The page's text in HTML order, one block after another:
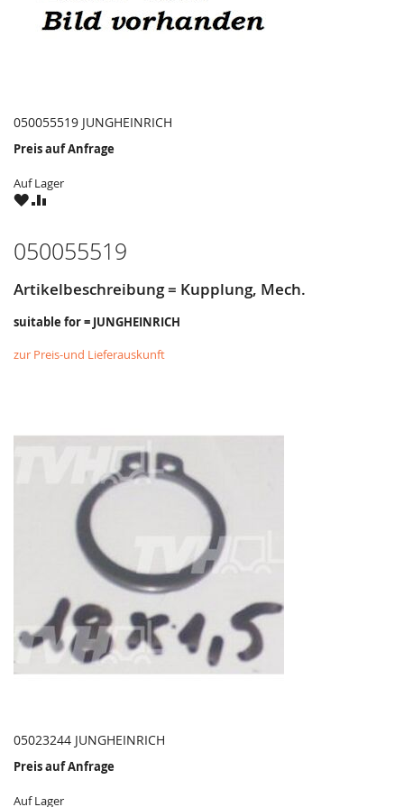
050055519 JUNGHEINRICH
Preis auf Anfrage
Auf Lager
ZUZU
050055519
Artikelbeschreibung = Kupplung, Mech.
suitable for = JUNGHEINRICH
zur Preis-und Lieferauskunft
05023244 JUNGHEINRICH
Preis auf Anfrage
Auf Lager